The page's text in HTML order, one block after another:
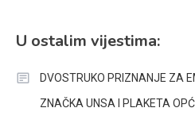
U ostalim vijestima:
DVOSTRUKO PRIZNANJE ZA
ZNAČKA UNSA I PLAKETA